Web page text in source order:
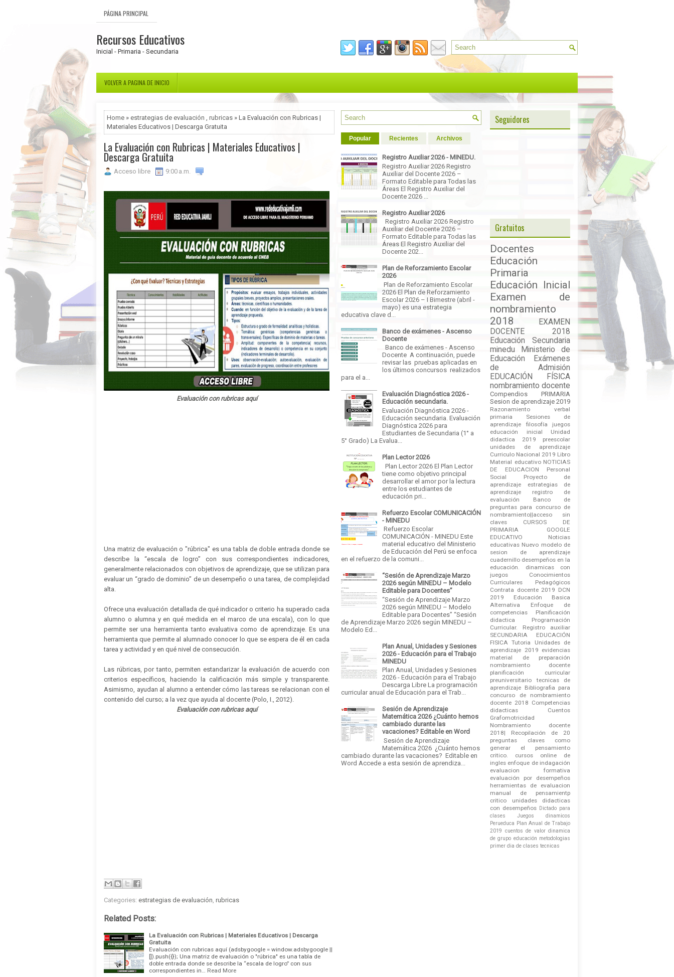
PÁGINA PRINCIPAL
Recursos Educativos
Inicial - Primaria - Secundaria
VOLVER A PAGINA DE INICIO
Home » estrategias de evaluación , rubricas » La Evaluación con Rubricas |
Materiales Educativos | Descarga Gratuita
La Evaluación con Rubricas | Materiales Educativos |
Descarga Gratuita
Acceso libre 9:00 a.m.
Evaluación con rubricas aquí
Una matriz de evaluación o "rúbrica" es una tabla de doble entrada donde se
describe la “escala de logro” con sus correspondientes indicadores,
generalmente relacionados con objetivos de aprendizaje, que se utilizan para
evaluar un “grado de dominio” de un desempeño o una tarea, de complejidad
alta.
Ofrece una evaluación detallada de qué indicador o criterio ha superado cada
alumno o alumna y en qué medida en el marco de una escala), con lo que
permite ser una herramienta tanto evaluativa como de aprendizaje. Es una
herramienta que permite al alumnado conocer lo que se espera de él en cada
tarea y actividad y en qué nivel de consecución.
Las rúbricas, por tanto, permiten estandarizar la evaluación de acuerdo con
criterios específicos, haciendo la calificación más simple y transparente.
Asimismo, ayudan al alumno a entender cómo las tareas se relacionan con el
contenido del curso; a la vez que ayuda al docente (Polo, I., 2012).
Evaluación con rubricas aquí
Categories: estrategias de evaluación rubricas
Related Posts:
La Evaluación con Rubricas | Materiales Educativos | Descarga
Gratuita
Evaluación con rubricas aquí (adsbygoogle = window.adsbygoogle ||
[]).push({}); Una matriz de evaluación o "rúbrica" es una tabla de
doble entrada donde se describe la “escala de logro” con sus
correspondientes in…
Read More
Popular Recientes Archivos
Registro Auxiliar 2026 - MINEDU.
Registro Auxiliar 2026 Registro
Auxiliar del Docente 2026 –
Formato Editable para Todas las
Áreas El Registro Auxiliar del
Docente 2026 ...
Registro Auxiliar 2026
Registro Auxiliar 2026 Registro
Auxiliar del Docente 2026 –
Formato Editable para Todas las
Áreas El Registro Auxiliar del
Docente 202...
Plan de Reforzamiento Escolar
2026
Plan de Reforzamiento Escolar
2026 El Plan de Reforzamiento
Escolar 2026 – I Bimestre (abril -
mayo) es una estrategia
educativa clave d...
Banco de exámenes - Ascenso
Docente
Banco de exámenes - Ascenso
Docente A continuación, puede
revisar las pruebas aplicadas en
los últimos concursos realizados
para el a...
Evaluación Diagnóstica 2026 -
Educación secundaria.
Evaluación Diagnóstica 2026 -
Educación secundaria. Evaluación
Diagnóstica 2026 para
Estudiantes de Secundaria (1° a
5° Grado) La Evalua...
Plan Lector 2026
Plan Lector 2026 El Plan Lector
tiene como objetivo principal
desarrollar el amor por la lectura
entre los estudiantes de
educación pri...
Refuerzo Escolar COMUNICACIÓN
- MINEDU
Refuerzo Escolar
COMUNICACIÓN - MINEDU Este
material educativo del Ministerio
de Educación del Perú se enfoca
en el refuerzo de la comuni...
“Sesión de Aprendizaje Marzo
2026 según MINEDU – Modelo
Editable para Docentes”
“Sesión de Aprendizaje Marzo
2026 según MINEDU – Modelo
Editable para Docentes” “Sesión
de Aprendizaje Marzo 2026 según MINEDU –
Modelo Ed...
Plan Anual, Unidades y Sesiones
2026 - Educación para el Trabajo
MINEDU
Plan Anual, Unidades y Sesiones
2026 - Educación para el Trabajo
Descarga Libre La programación
curricular anual de Educación para el Trab...
Sesión de Aprendizaje
Matemática 2026 ¿Cuánto hemos
cambiado durante las
vacaciones? Editable en Word
Sesión de Aprendizaje
Matemática 2026 ¿Cuánto hemos
cambiado durante las vacaciones? Editable en
Word Accede a esta sesión de aprendiza...
Seguidores
Gratuitos
Docentes
Educación
Primaria
Educación Inicial
Examen de
nombramiento
2018
EXAMEN
DOCENTE 2018
Educación Secundaria
minedu
Ministerio de
Educación
Exámenes
de Admisión
EDUCACIÓN FÍSICA
nombramiento docente
Compendios
PRIMARIA
Sesion de aprendizaje 2019
Razonamiento verbal
primaria
Sesiones de
aprendizaje
filosofía
juegos
educación inicial
Unidad
didactica 2019
preescolar
unidades de aprendizaje
Curriculo Nacional 2019 Libro
Material educativo NOTICIAS
DE EDUCACION
Personal
Social
Proyecto de
aprendizaje
estrategias de
aprendizaje
registro de
evaluación
Banco de
preguntas para concurso de
nombramiento||acceso sin
claves
CURSOS DE
PRIMARIA
GOOGLE
EDUCATIVO
Noticias
educativas Nuevo modelo de
sesion de aprendizaje
cuadernillo desempeños en la
educación.
dinamicas con
juegos
Conocimientos
Curriculares Pedagógicos
Contrata docente 2019 DCN
2019
Educación Basica
Alternativa
Enfoque de
competencias
Planificación
didactica
Programación
Curricular.
Registro auxiliar
SECUNDARIA EDUCACIÓN
FISICA Tutoria
Unidades de
aprendizaje 2019 evidencias
material de preparación
nombramiento docente
planificación curricular
preuniversitario
tecnicas de
aprendizaje Bibliografia para
concurso de nombramiento
docente 2018 Competencias
didacticas
Cuentos
Grafomotricidad
Nombramiento docente
2018| Recopilación de 20
preguntas claves
como
generar el pensamiento
critico.
cursos online de
ingles enfoque de indagación
evaluacion formativa
evaluación por desempeños
herramientas de evaluacion
manual de pensamientp
critico
unidades didacticas
con desempeños Dictado para
clases
Juegos dinamicos
Perueduca Plan Anual de Trabajo
2019 cuentos de valor dinamica
de grupo educación metodologias
primer dia de clases tecnicas